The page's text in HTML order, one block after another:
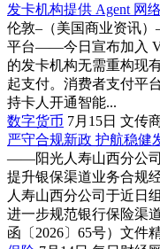
发卡机构提供 Agent 网
伦敦–（美国商业资讯
平台——今日宣布加入
的发卡机构无需重构现
起支付。消费者支付平
持卡人开通智能...
数字货币 7月15日 文传
严守合规新政 护航稳健
——阳光人寿山西分公
提升银保渠道业务合规
人寿山西分公司于近日
进一步规范银行保险渠
函〔2026〕65号）文件